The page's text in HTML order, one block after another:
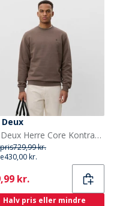
Deux
Les Deux Herre Core Kontrast Sweatshirt Mountain Grey Brown
729,99 kr.
430,00 kr.
kr.
Halv pris eller mindre